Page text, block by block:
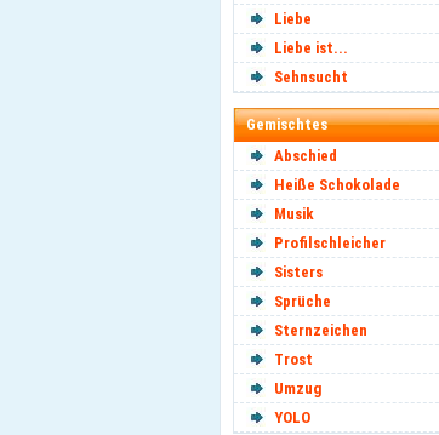
Liebe
Liebe ist...
Sehnsucht
Gemischtes
Abschied
Heiße Schokolade
Musik
Profilschleicher
Sisters
Sprüche
Sternzeichen
Trost
Umzug
YOLO